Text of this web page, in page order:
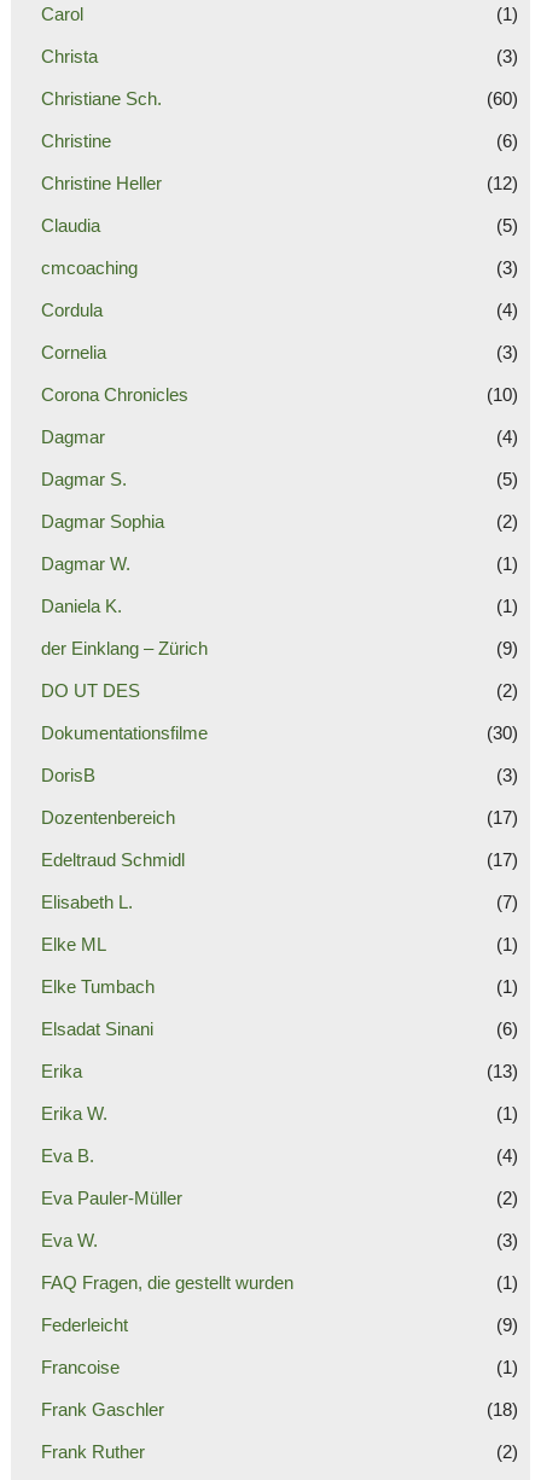
Carol (1)
Christa (3)
Christiane Sch. (60)
Christine (6)
Christine Heller (12)
Claudia (5)
cmcoaching (3)
Cordula (4)
Cornelia (3)
Corona Chronicles (10)
Dagmar (4)
Dagmar S. (5)
Dagmar Sophia (2)
Dagmar W. (1)
Daniela K. (1)
der Einklang – Zürich (9)
DO UT DES (2)
Dokumentationsfilme (30)
DorisB (3)
Dozentenbereich (17)
Edeltraud Schmidl (17)
Elisabeth L. (7)
Elke ML (1)
Elke Tumbach (1)
Elsadat Sinani (6)
Erika (13)
Erika W. (1)
Eva B. (4)
Eva Pauler-Müller (2)
Eva W. (3)
FAQ Fragen, die gestellt wurden (1)
Federleicht (9)
Francoise (1)
Frank Gaschler (18)
Frank Ruther (2)